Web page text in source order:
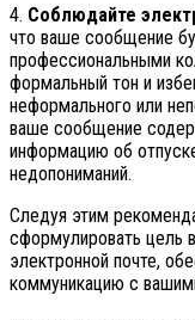
4. Соблюдайте
что ваше сообщение
профессиональными
формальный тон и
неформального или
ваше сообщение
информацию об
недопониманий.
Следуя этим
сформулировать цель
электронной почте,
коммуникацию с